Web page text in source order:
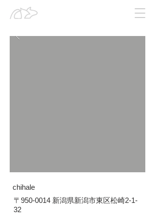
chihale
〒 950-0014 新潟県新潟市東区松崎2-1-
32